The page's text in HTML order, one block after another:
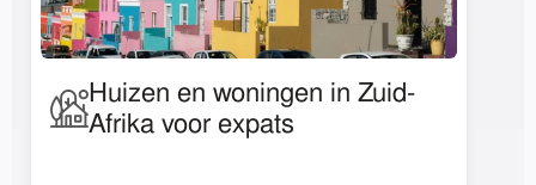
Huizen en woningen in Zuid-
Afrika voor expats